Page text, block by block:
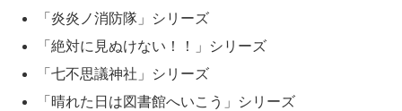
「炎炎ノ消防隊」シリーズ
「絶対に見ぬけない！！」シリーズ
「七不思議神社」シリーズ
「晴れた日は図書館へいこう」シリーズ